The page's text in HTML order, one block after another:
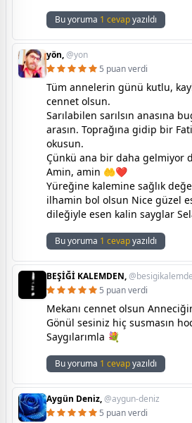
Bu yoruma 1 cevapyazıldı
yön,@yon
5 puan verdi
Tüm annelerin günü kutlu,
cennet olsun.
Sarılabilen sarılsın anasına
arasın. Toprağına gidip bir
okusun.
Çünkü ana bir daha gelmiyor
Amin, amin 🤲❤️
Yüreğine kalemine sağlık
ilhamin bol olsun Nice güzel
dileğiyle esen kalin sayglar
Bu yoruma 1 cevapyazıldı
BEŞİĞİ KALEMDEN,
5 puan verdi
Mekanı cennet olsun
Gönül sesiniz hiç susmasın
Saygılarımla 💐
Bu yoruma 1 cevapyazıldı
Aygün Deniz,@aygun-deniz
5 puan verdi